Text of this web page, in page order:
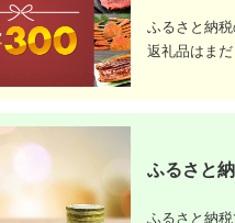
ふるさと納
返礼品はま
ふるさと
ふるさと納